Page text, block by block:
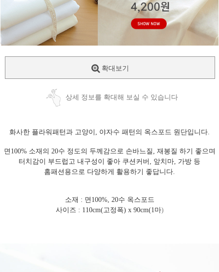
확대보기
상세 정보를 확대해 보실 수 있습니다
화사한 플라워패턴과 고양이, 야자수 패턴의 옥스포드 원단입니다.
면100% 소재의 20수 정도의 두께감으로 손바느질, 재봉질 하기 좋으며
터치감이 부드럽고 내구성이 좋아 쿠션커버, 앞치마, 가방 등
홈패션용으로 다양하게 활용하기 좋답니다.
소재 : 면100%, 20수 옥스포드
사이즈 : 110cm(고정폭) x 90cm(1마)